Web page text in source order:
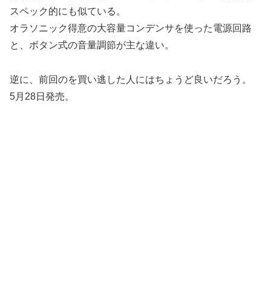
スペック的にも似ている。
オラソニック得意の大容量コンデンサを使った電源回路
と、ボタン式の音量調節が主な違い。
逆に、前回のを買い逃した人にはちょうど良いだろう。
5月28日発売。